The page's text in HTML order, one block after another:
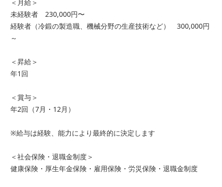
＜月給＞
未経験者 230,000円〜
経験者（冷鍛の製造職、機械分野の生産技術など） 300,000円
～
＜昇給＞
年1回
＜賞与＞
年2回（7月・12月）
※給与は経験、能力により最終的に決定します
＜社会保険・退職金制度＞
健康保険・厚生年金保険・雇用保険・労災保険・退職金制度